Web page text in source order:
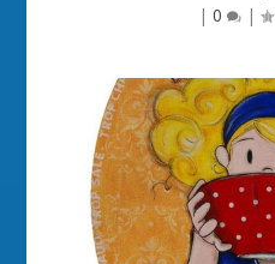
| 0 |